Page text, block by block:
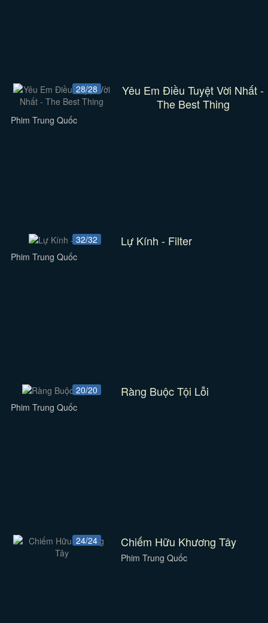
28/28
Yêu Em Điều Tuyệt Vời Nhất -
The Best Thing
Phim Trung Quốc
32/32 Lự Kính - Filter
Phim Trung Quốc
20/20 Ràng Buộc Tội Lỗi
Phim Trung Quốc
24/24 Chiếm Hữu Khương Tây
Phim Trung Quốc